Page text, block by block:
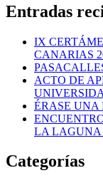
Entradas
IX
CANARIAS
ACTO DE
ÉRASE UNA
LA LAGUNA
Categorías